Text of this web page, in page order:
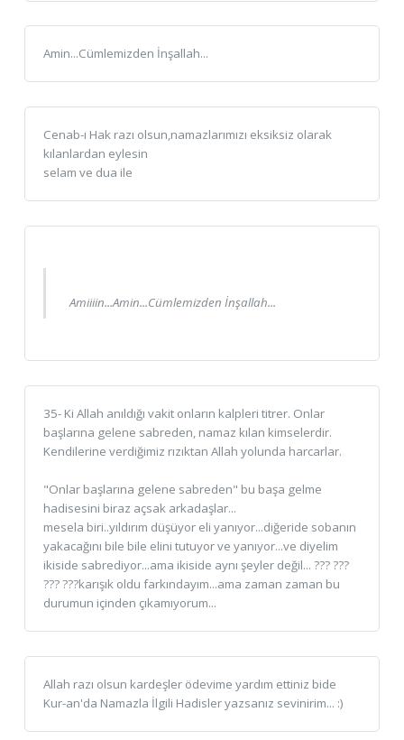
Amin...Cümlemizden İnşallah...
Cenab-ı Hak razı olsun,namazlarımızı eksiksiz olarak
kılanlardan eylesin
selam ve dua ile
Amiiiin...Amin...Cümlemizden İnşallah...
35- Ki Allah anıldığı vakit onların kalpleri titrer. Onlar
başlarına gelene sabreden, namaz kılan kimselerdir.
Kendilerine verdiğimiz rızıktan Allah yolunda harcarlar.
"Onlar başlarına gelene sabreden" bu başa gelme
hadisesini biraz açsak arkadaşlar...
mesela biri..yıldırım düşüyor eli yanıyor...diğeride sobanın
yakacağını bile bile elini tutuyor ve yanıyor...ve diyelim
ikiside sabrediyor...ama ikiside aynı şeyler değil... ??? ???
??? ???karışık oldu farkındayım...ama zaman zaman bu
durumun içinden çıkamıyorum...
Allah razı olsun kardeşler ödevime yardım ettiniz bide
Kur-an'da Namazla İlgili Hadisler yazsanız sevinirim... :)